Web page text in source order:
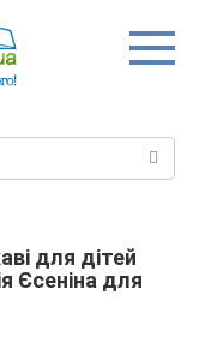
для дітей
Єсеніна для